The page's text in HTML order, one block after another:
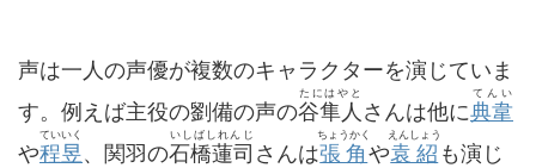
声は一人の声優が複数のキャラクターを演じていま
す。例えば主役の劉備の声の谷隼人
たにはやと
さんは他に典韋
てんい
や程昱
ていいく
、関羽の石橋蓮司
いしばしれんじ
さんは張角
ちょうかく
や袁紹
えんしょう
も演じ